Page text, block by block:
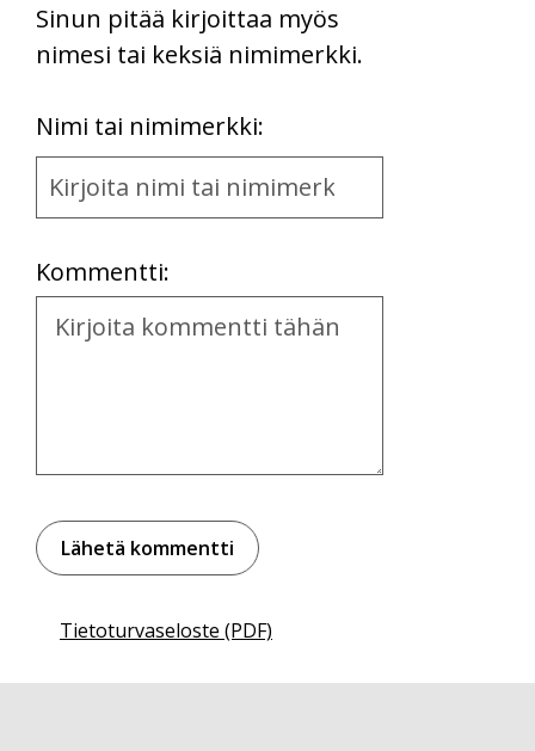
Sinun pitää kirjoittaa myös
nimesi tai keksiä nimimerkki.
Nimi tai nimimerkki:
Name
and
Kommentti:
Kommentti
Tietoturvaseloste (PDF)